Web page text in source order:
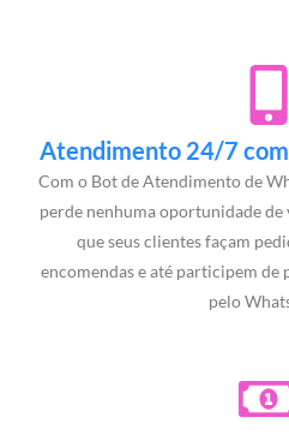
Atendimento 24/7
Com o Bot de Atendimento de
perde nenhuma oportunidade
que seus clientes façam
encomendas e até participem de
pelo